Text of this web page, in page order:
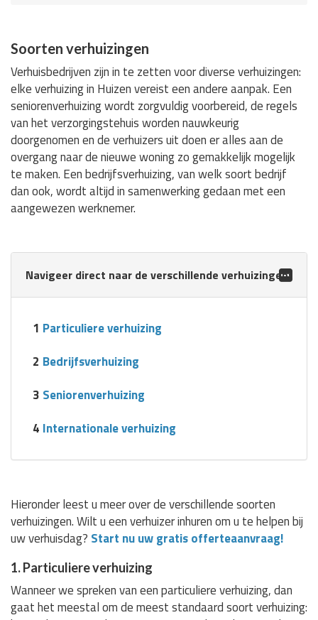
Soorten verhuizingen
Verhuisbedrijven zijn in te zetten voor diverse verhuizingen:
elke verhuizing in Huizen vereist een andere aanpak. Een
seniorenverhuizing wordt zorgvuldig voorbereid, de regels
van het verzorgingstehuis worden nauwkeurig
doorgenomen en de verhuizers uit doen er alles aan de
overgang naar de nieuwe woning zo gemakkelijk mogelijk
te maken. Een bedrijfsverhuizing, van welk soort bedrijf
dan ook, wordt altijd in samenwerking gedaan met een
aangewezen werknemer.
Navigeer direct naar de verschillende verhuizingen:
1 Particuliere verhuizing
2 Bedrijfsverhuizing
3 Seniorenverhuizing
4 Internationale verhuizing
Hieronder leest u meer over de verschillende soorten
verhuizingen. Wilt u een verhuizer inhuren om u te helpen bij
uw verhuisdag? Start nu uw gratis offerteaanvraag!
1. Particuliere verhuizing
Wanneer we spreken van een particuliere verhuizing, dan
gaat het meestal om de meest standaard soort verhuizing: